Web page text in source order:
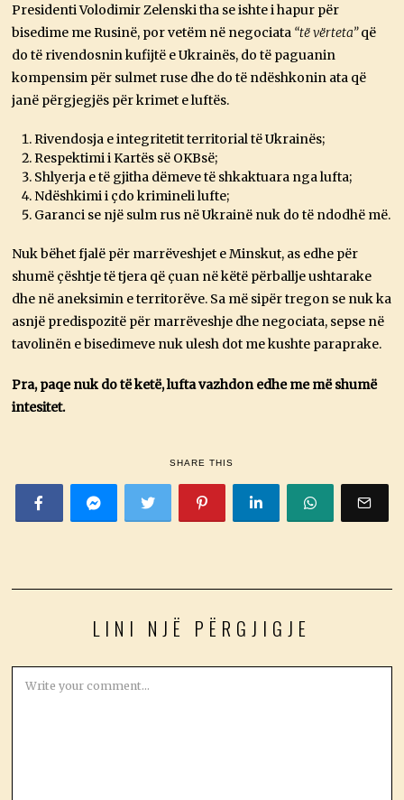
Presidenti Volodimir Zelenski tha se ishte i hapur për
bisedime me Rusinë, por vetëm në negociata “të vërteta”që
do të rivendosnin kufijtë e Ukrainës, do të paguanin
kompensim për sulmet ruse dhe do të ndëshkonin ata që
janë përgjegjës për krimet e luftës.
Rivendosja e integritetit territorial të Ukrainës;
Respektimi i Kartës së OKBsë;
Shlyerja e të gjitha dëmeve të shkaktuara nga lufta;
Ndëshkimi i çdo krimineli lufte;
Garanci se një sulm rus në Ukrainë nuk do të ndodhë më.
Nuk bëhet fjalë për marrëveshjet e Minskut, as edhe për
shumë çështje të tjera që çuan në këtë përballje ushtarake
dhe në aneksimin e territorëve. Sa më sipër tregon se nuk ka
asnjë predispozitë për marrëveshje dhe negociata, sepse në
tavolinën e bisedimeve nuk ulesh dot me kushte paraprake.
Pra, paqe nuk do të ketë, lufta vazhdon edhe me më shumë
intesitet.
SHARE THIS
LINI NJË PËRGJIGJE